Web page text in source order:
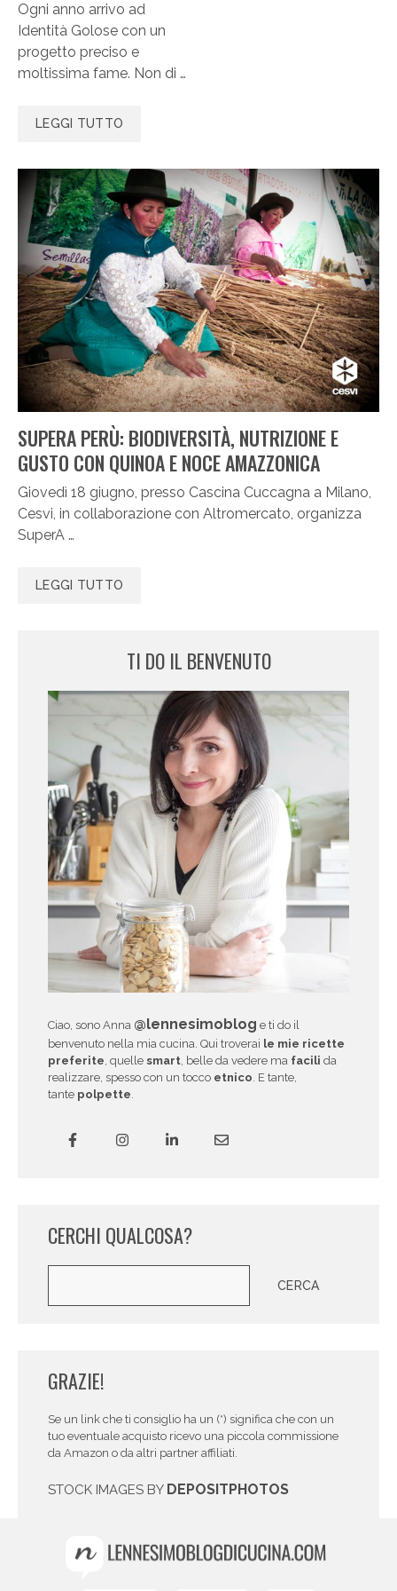
Ogni anno arrivo ad
Identità Golose con un
progetto preciso e
moltissima fame. Non di …
LEGGI TUTTO
SUPERA PERÙ: BIODIVERSITÀ, NUTRIZIONE E
GUSTO CON QUINOA E NOCE AMAZZONICA
Giovedì 18 giugno, presso Cascina Cuccagna a Milano,
Cesvi, in collaborazione con Altromercato, organizza
SuperA …
LEGGI TUTTO
TI DO IL BENVENUTO
Ciao, sono Anna @lennesimoblog e ti do il
benvenuto nella mia cucina. Qui troverai le mie ricette
preferite , quelle smart , belle da vedere ma facili da
realizzare, spesso con un tocco etnico . E tante,
tante polpette
CERCHI QUALCOSA?
CERCA
GRAZIE!
Se un link che ti consiglio ha un (*) significa che con un
tuo eventuale acquisto ricevo una piccola commissione
da Amazon o da altri partner affiliati.
STOCK IMAGES BY DEPOSITPHOTOS